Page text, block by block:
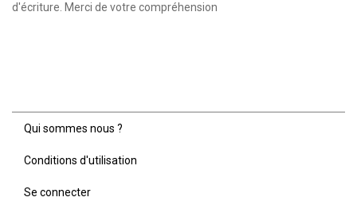
d'écriture. Merci de votre compréhension
Menu
de
page
Qui sommes nous ?
Conditions d'utilisation
Se connecter